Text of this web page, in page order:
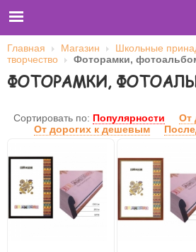
Главная
Толстовки (кенгурушки)
Свитшоты
Лонгсливы
Ветровки
Оплата и доставка
О нас
Сотрудничество
Имя пользователя (логин)
Главная Магазин
Школьные
творчество
Фоторамки,
ФОТОРАМКИ,
Сортировать по: Популярности
От
От дорогих к дешевым